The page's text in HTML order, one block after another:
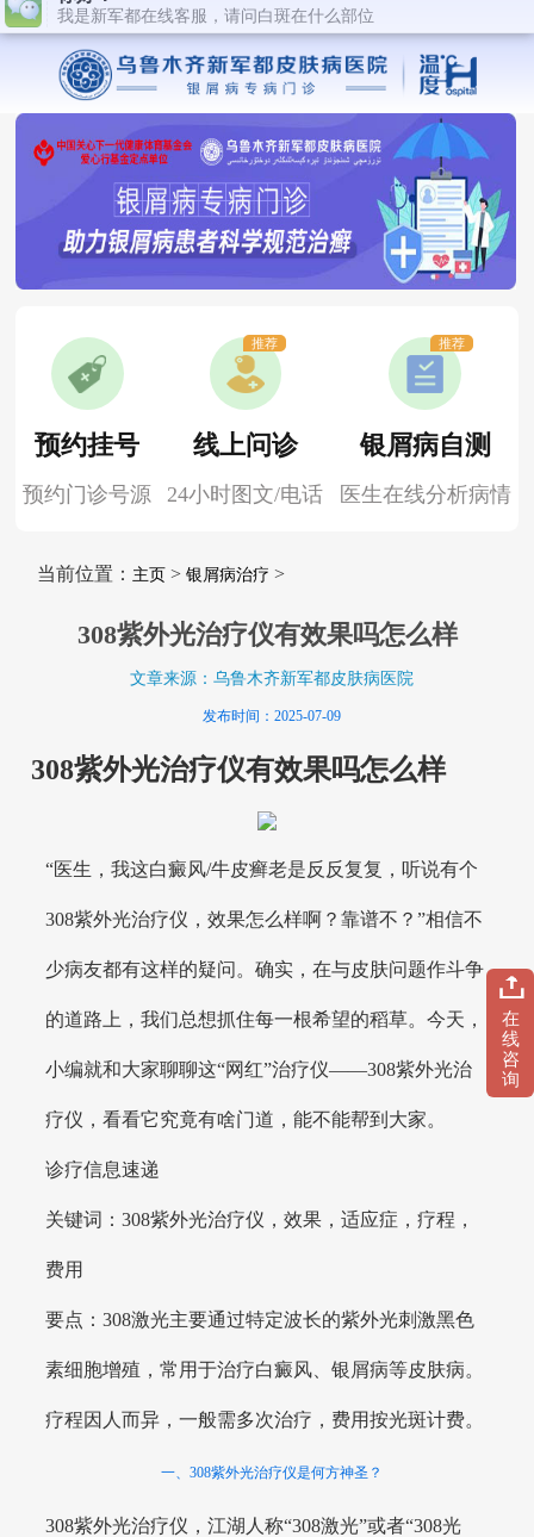
预约挂号
预约门诊号源
线上问诊
24小时图文/电话
推荐
银屑病自测
医生在线分析病情
推荐
当前位置： 主页> 银屑病治疗 >
308紫外光治疗仪有效果吗怎么样
文章来源：乌鲁木齐新军都皮肤病医院
发布时间：2025-07-09
308紫外光治疗仪有效果吗怎么样
“医生，我这白癜风/牛皮癣老是反反复复，听说有个
308紫外光治疗仪，效果怎么样啊？靠谱不？”相信不
少病友都有这样的疑问。确实，在与皮肤问题作斗争
的道路上，我们总想抓住每一根希望的稻草。今天，
小编就和大家聊聊这“网红”治疗仪——308紫外光治
疗仪，看看它究竟有啥门道，能不能帮到大家。
诊疗信息速递
关键词：308紫外光治疗仪，效果，适应症，疗程，
费用
要点：308激光主要通过特定波长的紫外光刺激黑色
素细胞增殖，常用于治疗白癜风、银屑病等皮肤病。
疗程因人而异，一般需多次治疗，费用按光斑计费。
一、308紫外光治疗仪是何方神圣？
308紫外光治疗仪，江湖人称“308激光”或者“308光
在
线
咨
询